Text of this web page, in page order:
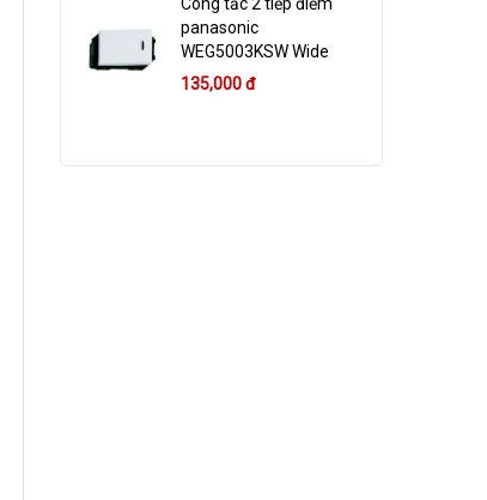
Công tắc 2 tiếp điểm
panasonic
WEG5003KSW Wide
135,000 đ